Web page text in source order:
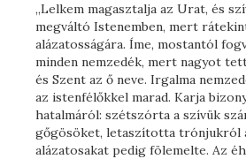
„Lelkem magasztalja az Urat, és
megváltó Istenemben, mert
alázatosságára. Íme, mostantól
minden nemzedék, mert nagyot
és Szent az ő neve. Irgalma
az istenfélőkkel marad. Karja
hatalmáról: szétszórta a szívük
gőgösöket, letaszította trónjukról
alázatosakat pedig fölemelte. Az